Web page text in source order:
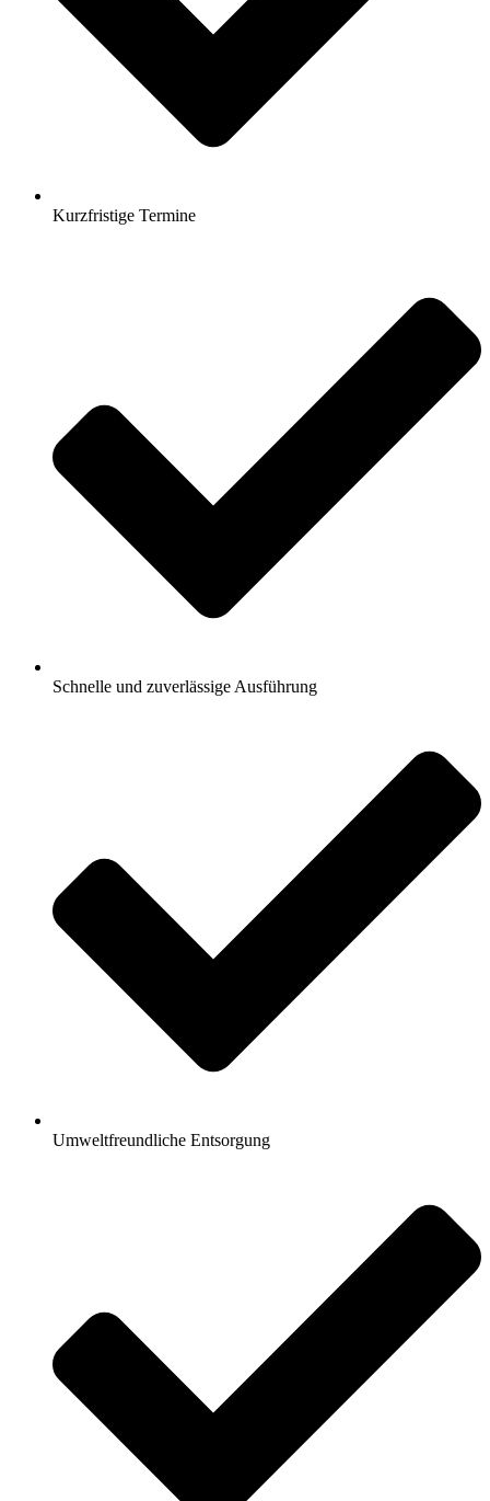
Kurzfristige Termine
Schnelle und zuverlässige Ausführung
Umweltfreundliche Entsorgung